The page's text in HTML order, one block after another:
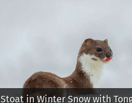
Stoat in Winter Snow with